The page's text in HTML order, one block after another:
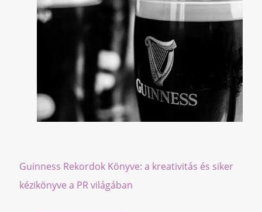
Guinness Rekordok Könyve: a kreativitás és siker
kézikönyve a PR világában